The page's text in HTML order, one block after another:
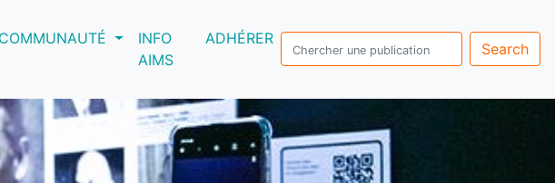
COMMUNAUTÉ
INFO
AIMS
ADHÉRER
Search